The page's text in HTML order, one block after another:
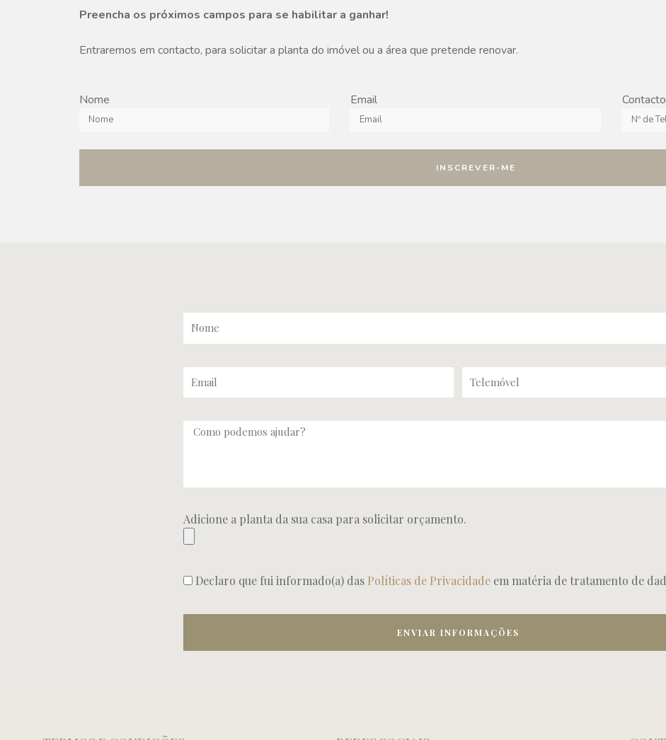
Preencha os próximos campos para se habilitar a ganhar!
Entraremos em contacto, para solicitar a planta do imóvel ou a área que pretende renovar.
Nome Email Contacto
INSCREVER-ME
Adicione a planta da sua casa para solicitar orçamento.
Declaro que fui informado(a) das Políticas de Privacidade em matéria de tratamento de
ENVIAR INFORMAÇÕES